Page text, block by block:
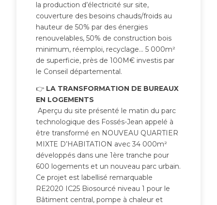
la production d’électricité sur site,
couverture des besoins chauds/froids au
hauteur de 50% par des énergies
renouvelables, 50% de construction bois
minimum, réemploi, recyclage… 5 000m²
de superficie, près de 100M€ investis par
le Conseil départemental.
👉 LA TRANSFORMATION DE BUREAUX
EN LOGEMENTS
Aperçu du site présenté le matin du parc
technologique des Fossés-Jean appelé à
être transformé en NOUVEAU QUARTIER
MIXTE D’HABITATION avec 34 000m²
développés dans une 1ère tranche pour
600 logements et un nouveau parc urbain.
Ce projet est labellisé remarquable
RE2020 IC25 Biosourcé niveau 1 pour le
Bâtiment central, pompe à chaleur et